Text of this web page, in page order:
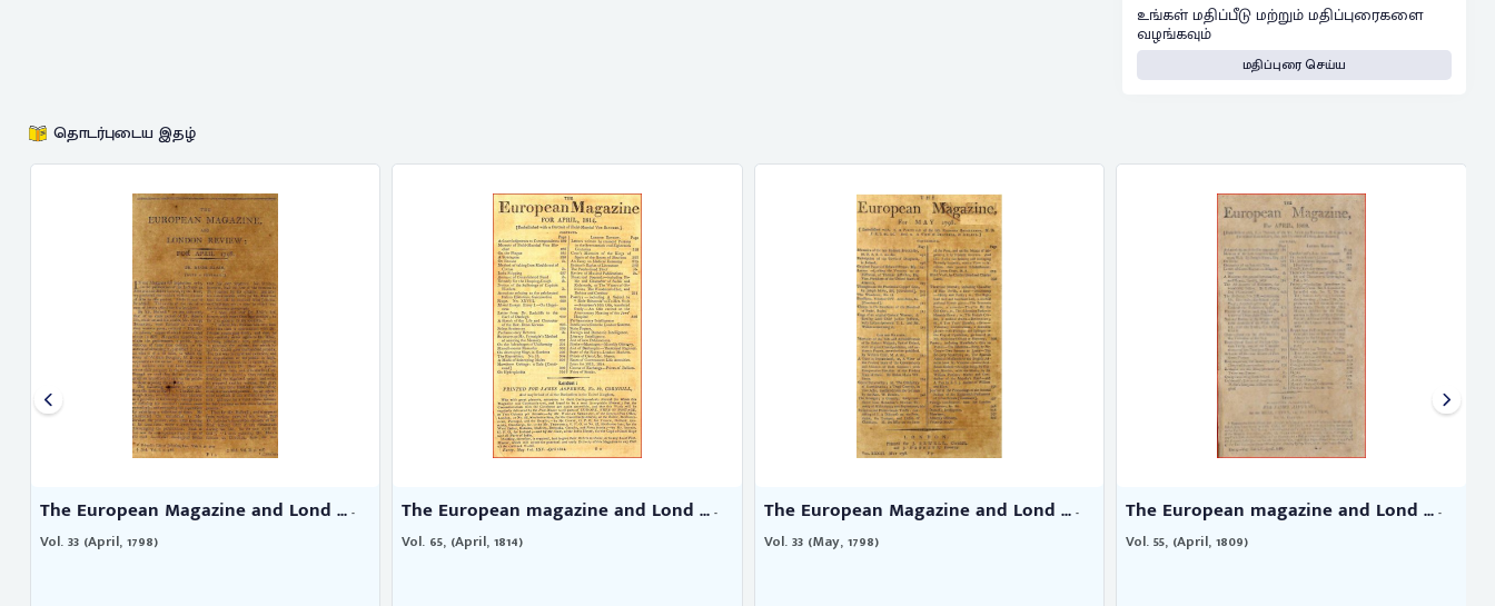
உங்கள் மதிப்பீடு மற்றும் மதிப்புரைகளை
வழங்கவும்
மதிப்புரை செய்ய
தொடர்புடைய இதழ்
The European Magazine and Lond ...-
Vol. 33 (April, 1798)
The European magazine and Lond ...-
Vol. 65, (April, 1814)
The European Magazine and Lond ...-
Vol. 33 (May, 1798)
The European magazine and Lond ...-
Vol. 55, (April, 1809)